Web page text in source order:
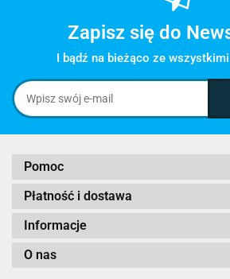
Zapisz się do
I bądź na bieżąco ze
Pomoc
Płatność i dostawa
Informacje
O nas